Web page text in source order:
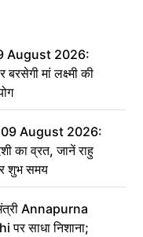
August 2026:
बरसेगी मां लक्ष्मी की
August 2026:
का व्रत, जानें राहु
शुभ समय
मंत्री Annapurna
साधा निशाना;